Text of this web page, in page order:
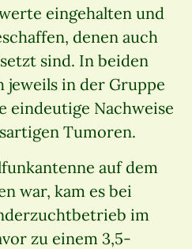
eingehalten und
denen auch
sind. In beiden
jeweils in der Gruppe
eindeutige Nachweise
Tumoren.
auf dem
war, kam es bei
im
zu einem 3,5-